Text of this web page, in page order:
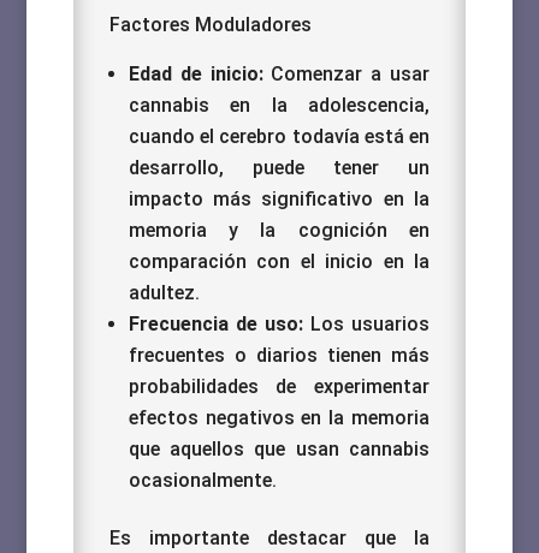
Factores Moduladores
Edad de inicio:Comenzar a usar
cannabis en la adolescencia,
cuando el cerebro todavía está en
desarrollo, puede tener un
impacto más significativo en la
memoria y la cognición en
comparación con el inicio en la
adultez.
Frecuencia de uso:Los usuarios
frecuentes o diarios tienen más
probabilidades de experimentar
efectos negativos en la memoria
que aquellos que usan cannabis
ocasionalmente.
Es importante destacar que la